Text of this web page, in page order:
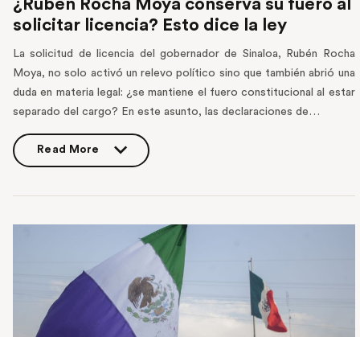
¿Rubén Rocha Moya conserva su fuero al
solicitar licencia? Esto dice la ley
La solicitud de licencia del gobernador de Sinaloa, Rubén Rocha
Moya, no solo activó un relevo político sino que también abrió una
duda en materia legal: ¿se mantiene el fuero constitucional al estar
separado del cargo? En este asunto, las declaraciones de…
Read More